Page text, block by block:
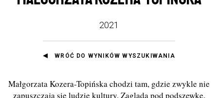
2021
WRÓĆ DO WYNIKÓW WYSZUKIWANIA
Małgorzata Kozera-Topińska chodzi tam, gdzie zwykle nie
zapuszczają się ludzie kultury. Zagląda pod podszewkę,